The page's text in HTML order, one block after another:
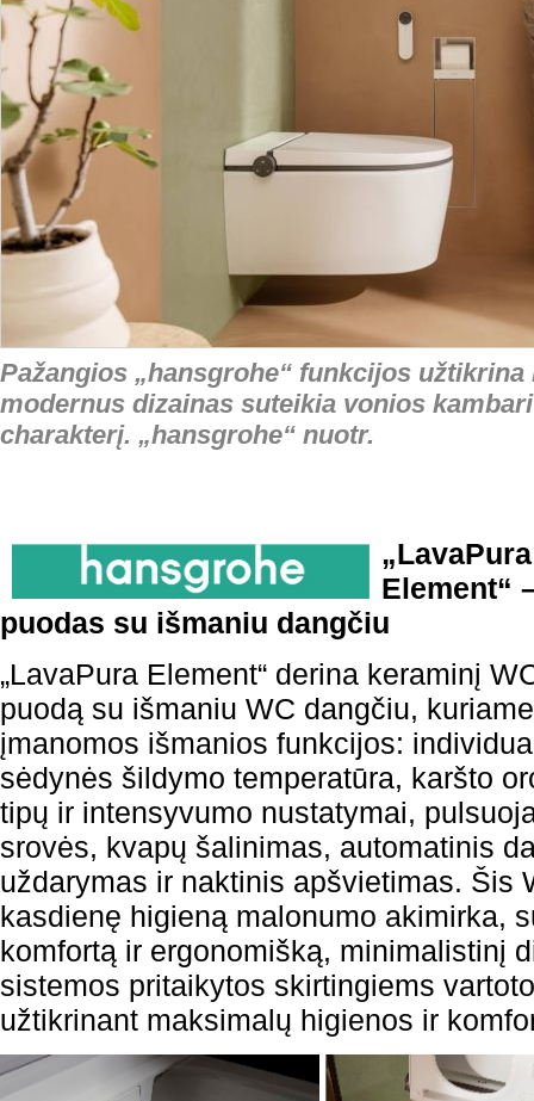
Pažangios „hansgrohe“ funkcijos
modernus dizainas suteikia vonios
charakterį. „hansgrohe“ nuotr.
„LavaPura
Element“
puodas su išmaniu dangčiu
„LavaPura Element“ derina keraminį
puodą su išmaniu WC dangčiu,
įmanomos išmanios funkcijos:
sėdynės šildymo temperatūra, karšto
tipų ir intensyvumo nustatymai,
srovės, kvapų šalinimas, automatinis
uždarymas ir naktinis apšvietimas. Šis
kasdienę higieną malonumo akimirka,
komfortą ir ergonomišką, minimalistinį
sistemos pritaikytos skirtingiems
užtikrinant maksimalų higienos ir